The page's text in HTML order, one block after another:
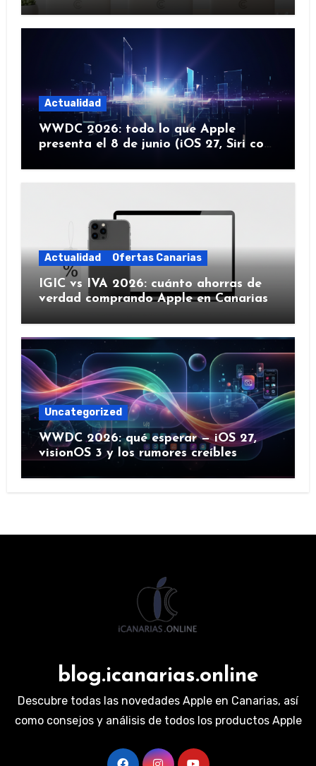
Actualidad
WWDC 2026: todo lo que Apple
presenta el 8 de junio (iOS 27, Siri con
Actualidad Ofertas Canarias
IGIC vs IVA 2026: cuánto ahorras de
verdad comprando Apple en Canarias
Uncategorized
WWDC 2026: qué esperar — iOS 27,
visionOS 3 y los rumores creíbles
blog.icanarias.online
Descubre todas las novedades Apple en Canarias, así
como consejos y análisis de todos los productos Apple